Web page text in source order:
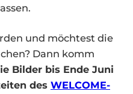
und möchtest die
Dann komm
Bilder bis Ende Juni
des WELCOME-